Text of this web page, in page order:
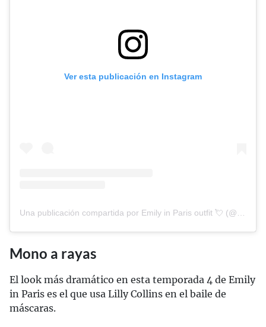
Ver esta publicación en Instagram
Mono a rayas
El look más dramático en esta temporada 4 de Emily
in Paris es el que usa Lilly Collins en el baile de
máscaras.